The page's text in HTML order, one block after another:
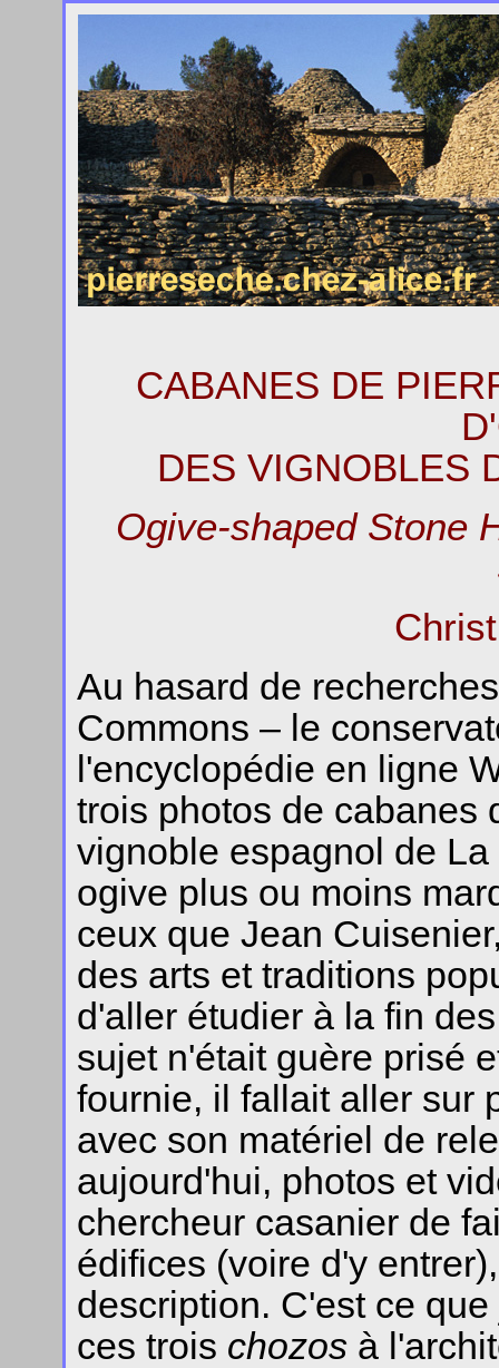
CABANES DE
DES VIGNOBLES
Ogive-shaped Stone
Au hasard de
Commons – le
l'encyclopédie en ligne
trois photos de cabanes
vignoble espagnol de
ogive plus ou moins
ceux que Jean
des arts et traditions
d'aller étudier à la fin
sujet n'était guère prisé
fournie, il fallait aller sur
avec son matériel de
aujourd'hui, photos et
chercheur casanier de
édifices (voire d'y
description. C'est ce
ces trois chozos à